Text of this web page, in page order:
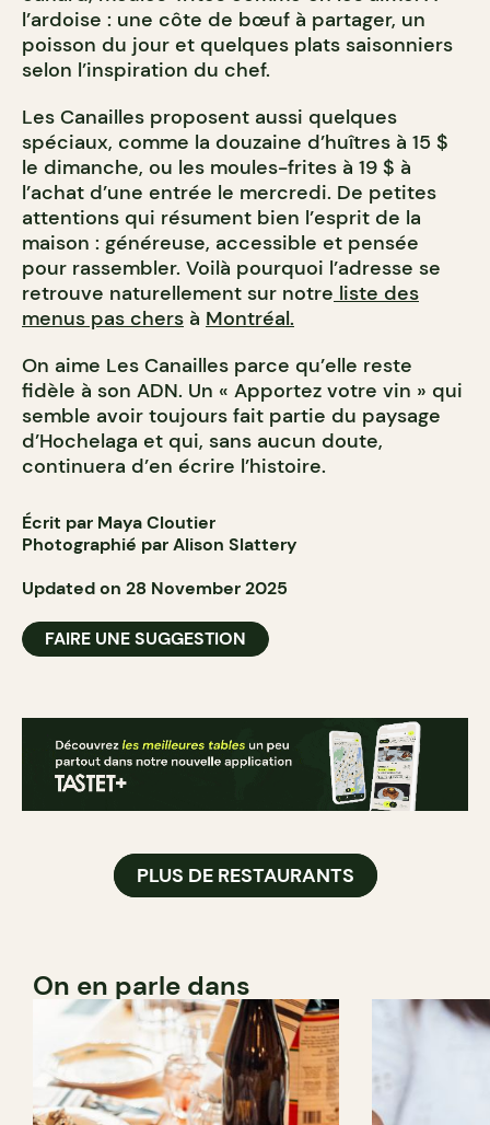
l’ardoise : une côte de bœuf à partager, un
poisson du jour et quelques plats saisonniers
selon l’inspiration du chef.
Les Canailles proposent aussi quelques
spéciaux, comme la douzaine d’huîtres à 15 $
le dimanche, ou les moules-frites à 19 $ à
l’achat d’une entrée le mercredi. De petites
attentions qui résument bien l’esprit de la
maison : généreuse, accessible et pensée
pour rassembler. Voilà pourquoi l’adresse se
retrouve naturellement sur notre liste des
menus pas chers à Montréal.
On aime Les Canailles parce qu’elle reste
fidèle à son ADN. Un « Apportez votre vin » qui
semble avoir toujours fait partie du paysage
d’Hochelaga et qui, sans aucun doute,
continuera d’en écrire l’histoire.
Écrit par Maya Cloutier
Photographié par Alison Slattery
Updated on 28 November 2025
FAIRE UNE SUGGESTION
PLUS DE RESTAURANTS
On en parle dans